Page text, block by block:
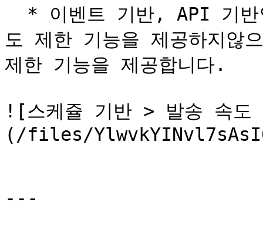
도 제한 기능을 제공하지않
제한 기능을 제공합니다.
![스케쥴 기반 > 발송 속도
(/files/
---